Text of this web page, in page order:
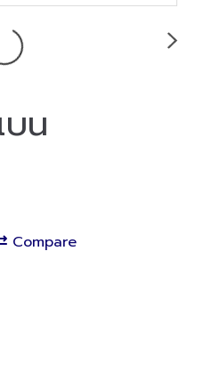
น
Compare